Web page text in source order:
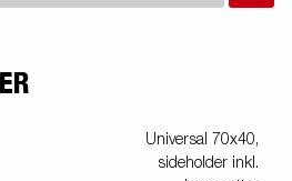
Universal 70x40,
sideholder inkl.